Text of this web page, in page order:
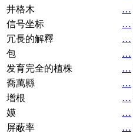
井格木
…
信号坐标
…
冗長的解釋
…
包
…
发育完全的植株
…
喬萬縣
…
增根
…
嫫
…
屏蔽率
…